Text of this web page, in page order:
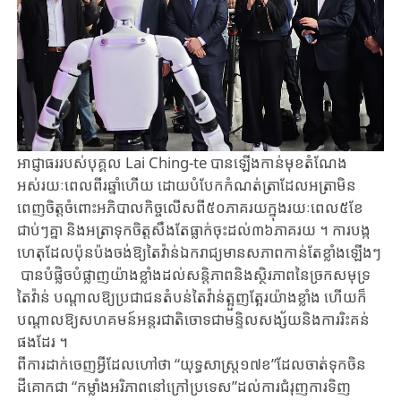
អាជ្ញាធរ​របស់​បុគ្គល ​Lai ​Ching-te ​បានឡើងកាន់​មុខតំណែង​
អស់រយៈពេល​ពីរឆ្នាំហើយ ​ដោ​យ​បំបែក​កំណត់ត្រាដែល​អត្រា​មិន
ពេញចិត្ត​ចំពោះ​អភិបាលកិច្ច​លើស​ពី៥០​ភាគ​រយ​ក្នុង​រយៈ​ពេល៥ខែ
ជាប់ៗគ្នា​ និងអត្រាទុកចិត្ត​សឹងតែ​ធ្លាក់ចុះដល់​៣៦ភាគរយ ។ ​ការបង្ក​
ហេតុ​ដែ​ល​ប៉ុនប៉ងចង់ឱ្យ​តៃវ៉ាន់​ឯករាជ្យ​មានសភាព​កាន់តែខ្លាំងឡើងៗ​
បាន​បំផ្លិច​បំផ្លាញ​យ៉ាង​ខ្លាំង​ដល់សន្តិភាពនិង​ស្ថិរភាពនៃ​ច្រកសមុទ្រ​
តៃវ៉ាន់ ​បណ្តាលឱ្យ​ប្រជាជន​តំបន់តៃវ៉ាន់​ត្អួញ​ត្អែរ​យ៉ាងខ្លាំង​ ហើយក៏
បណ្តាលឱ្យ​សហគមន៍​អន្តរជាតិ​ចោទ​ជា​មន្ទិលសង្ស័យ​និងការ​រិះគន់​
ផង​ដែរ ។
ពីការដាក់​ចេញ​អ្វីដែលហៅថា “​យុទ្ធសាស្រ្ត​១៧ខ”ដែល​ចាត់ទុកចិន​
ដីគោកជា​ “កម្លាំង​អរិ​ភាព​នៅ​ក្រៅ​ប្រទេស​”​ដល់ការ​ជំរុញការទិញ​